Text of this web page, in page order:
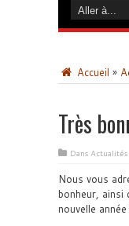
Accueil »
Très
Dans Actualités
Nous vous
bonheur, ainsi
nouvelle année